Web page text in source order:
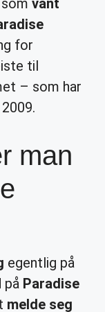
vant
for
til
– som har
man
egentlig på
på Paradise
melde seg